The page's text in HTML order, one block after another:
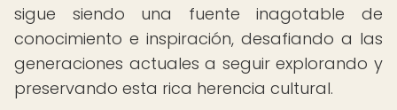
sigue siendo una fuente inagotable de
conocimiento e inspiración, desafiando a las
generaciones actuales a seguir explorando y
preservando esta rica herencia cultural.